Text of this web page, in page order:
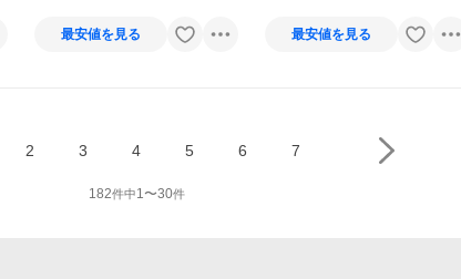
最安値を見る 最安値を見る
2 3 4 5 6 7
182件中1〜30件